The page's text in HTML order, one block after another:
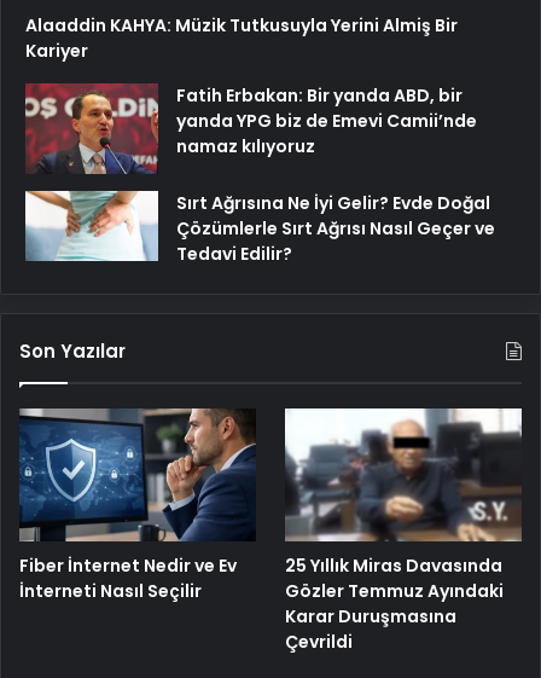
Alaaddin KAHYA: Müzik Tutkusuyla Yerini Almiş Bir
Kariyer
Fatih Erbakan: Bir yanda ABD, bir
yanda YPG biz de Emevi Camii’nde
namaz kılıyoruz
Sırt Ağrısına Ne İyi Gelir? Evde Doğal
Çözümlerle Sırt Ağrısı Nasıl Geçer ve
Tedavi Edilir?
Son Yazılar
Fiber İnternet Nedir ve Ev
İnterneti Nasıl Seçilir
25 Yıllık Miras Davasında
Gözler Temmuz Ayındaki
Karar Duruşmasına
Çevrildi